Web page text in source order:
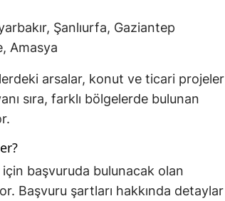
Şanlıurfa, Gaziantep
Amasya
arsalar, konut ve ticari projeler
sıra, farklı bölgelerde bulunan
için başvuruda bulunacak olan
Başvuru şartları hakkında detaylar